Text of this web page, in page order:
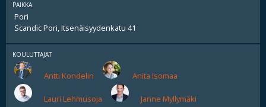
PAIKKA
Pori
Scandic Pori, Itsenäisyydenkatu 41
KOULUTTAJAT
Antti Kondelin Anita Isomaa
Lauri Lehmusoja Janne Myllymäki